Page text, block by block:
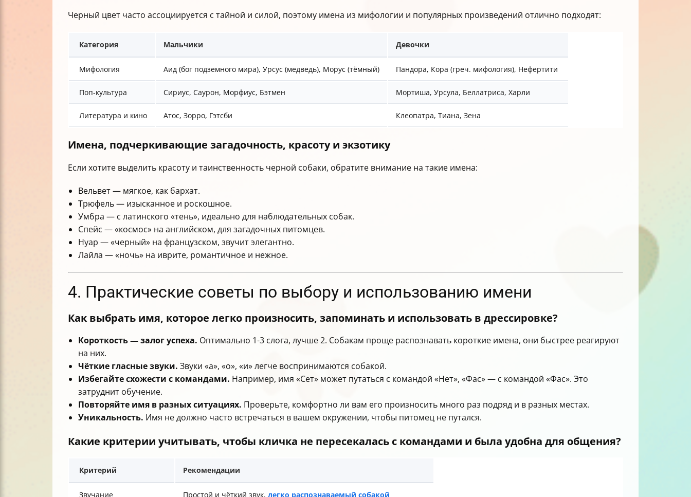
Черный цвет часто ассоциируется с тайной и силой, поэтому имена из мифологии и популярных произведений отлично подходят:
Категория Мальчики Девочки
Мифология Аид (бог подземного мира), Урсус (медведь), Морус (тёмный) Пандора, Кора (греч. мифология), Нефертити
Поп-культура Сириус, Саурон, Морфиус, Бэтмен Мортиша, Урсула, Беллатриса, Харли
Литература и кино Атос, Зорро, Гэтсби Клеопатра, Тиана, Зена
Имена, подчеркивающие загадочность, красоту и экзотику
Если хотите выделить красоту и таинственность черной собаки, обратите внимание на такие имена:
Вельвет — мягкое, как бархат.
Трюфель — изысканное и роскошное.
Умбра — с латинского «тень», идеально для наблюдательных собак.
Спейс — «космос» на английском, для загадочных питомцев.
Нуар — «черный» на французском, звучит элегантно.
Лайла — «ночь» на иврите, романтичное и нежное.
4. Практические советы по выбору и использованию имени
Как выбрать имя, которое легко произносить, запоминать и использовать в дрессировке?
Короткость — залог успеха. Оптимально 1-3 слога, лучше 2. Собакам проще распознавать короткие имена, они быстрее реагируют
на них.
Чёткие гласные звуки. Звуки «а», «о», «и» легче воспринимаются собакой.
Избегайте схожести с командами. Например, имя «Сет» может путаться с командой «Нет», «Фас» — с командой «Фас». Это
затруднит обучение.
Повторяйте имя в разных ситуациях. Проверьте, комфортно ли вам его произносить много раз подряд и в разных местах.
Уникальность. Имя не должно часто встречаться в вашем окружении, чтобы питомец не путался.
Какие критерии учитывать, чтобы кличка не пересекалась с командами и была удобна для общения?
Критерий Рекомендации
Звучание Простой и чёткий звук, легко распознаваемый собакой